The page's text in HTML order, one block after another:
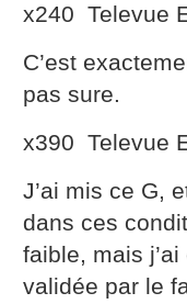
x240 Televue
C’est
pas sure.
x390 Televue
J’ai mis ce G,
dans ces
faible, mais
validée par le